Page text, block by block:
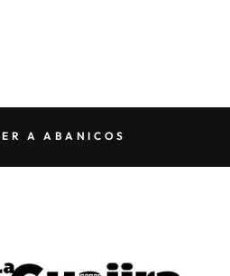
A ABANICOS